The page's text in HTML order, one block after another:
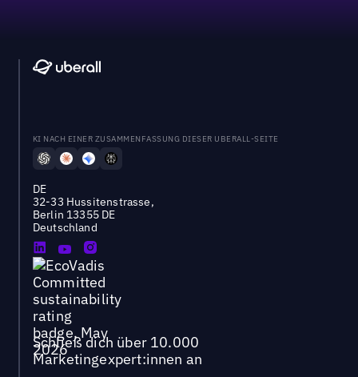
KI NACH EINER ZUSAMMENFASSUNG DIESER UBERALL-SEITE
DE
32-33 Hussitenstrasse,
Berlin 13355 DE
Deutschland
Schließ dich über 10.000
Marketingexpert:innen an